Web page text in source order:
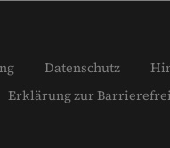
Datenschutz
Erklärung zur